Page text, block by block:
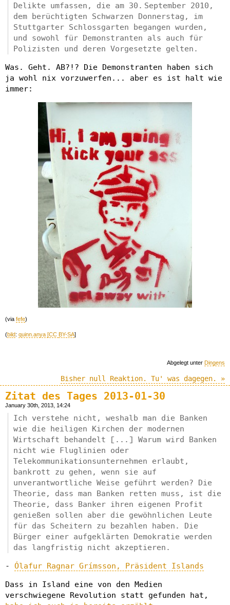
Delikte umfassen, die am 30. September 2010,
dem berüchtigten Schwarzen Donnerstag, im
Stuttgarter Schlossgarten begangen wurden,
und sowohl für Demonstranten als auch für
Polizisten und deren Vorgesetzte gelten.
Was. Geht. AB?!? Die Demonstranten haben sich
ja wohl nix vorzuwerfen... aber es ist halt wie
immer:
(via fefe)
(bild: quinn.anya [CC BY-SA]
Abgelegt unter Dingens
Bisher null Reaktion. Tu' was dagegen. »
Zitat des Tages 2013-01-30
January 30th, 2013, 14:24
Ich verstehe nicht, weshalb man die Banken
wie die heiligen Kirchen der modernen
Wirtschaft behandelt [...] Warum wird Banken
nicht wie Fluglinien oder
Telekommunikationsunternehmen erlaubt,
bankrott zu gehen, wenn sie auf
unverantwortliche Weise geführt werden? Die
Theorie, dass man Banken retten muss, ist die
Theorie, dass Banker ihren eigenen Profit
genießen sollen aber die gewöhnlichen Leute
für das Scheitern zu bezahlen haben. Die
Bürger einer aufgeklärten Demokratie werden
das langfristig nicht akzeptieren.
- Ólafur Ragnar Grímsson, Präsident Islands
Dass in Island eine von den Medien
verschwiegene Revolution statt gefunden hat,